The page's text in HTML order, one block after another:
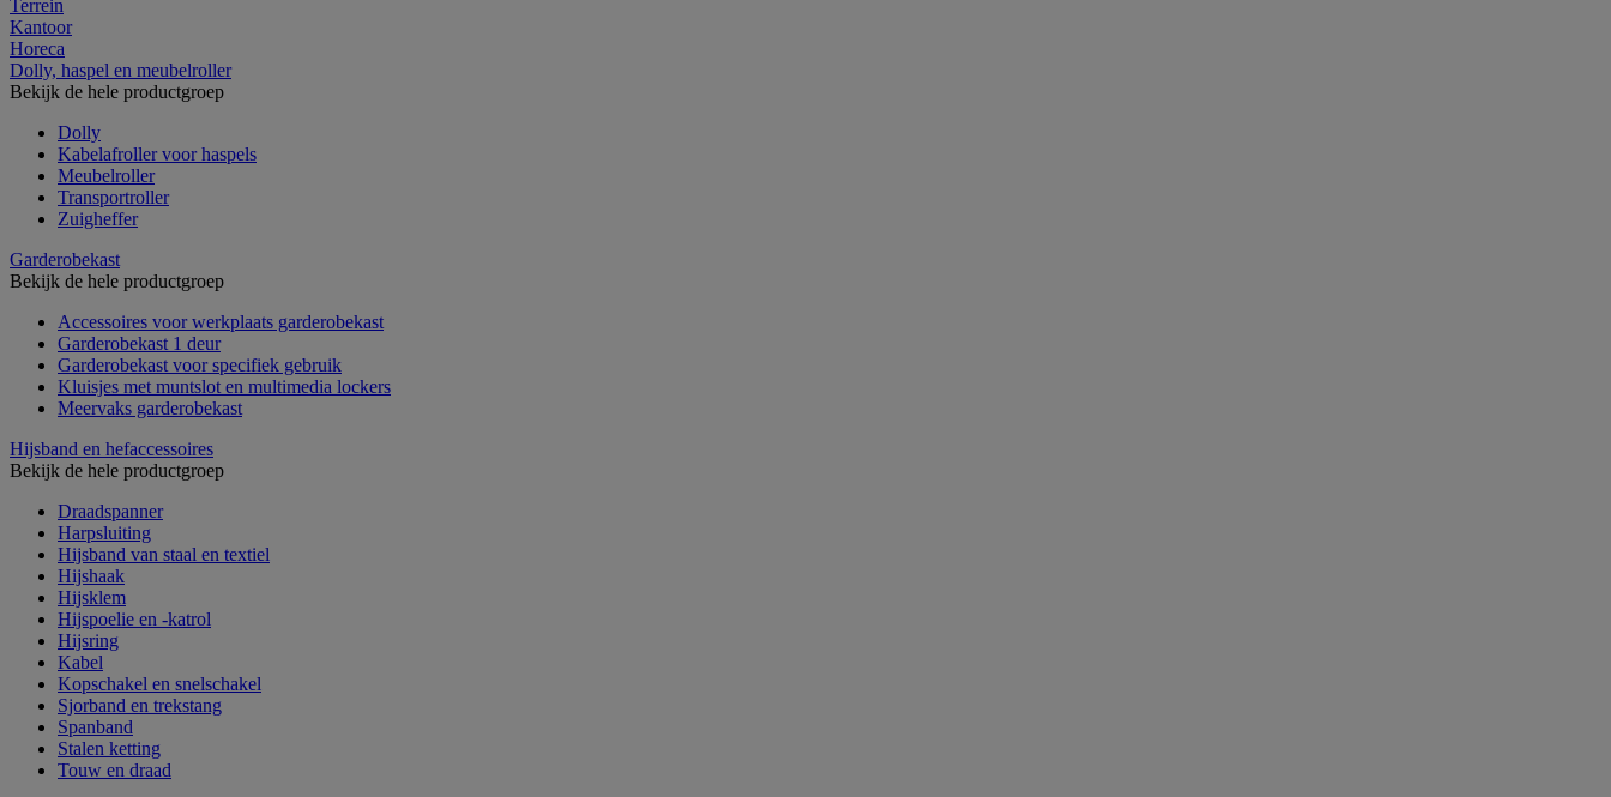
Terrein
Kantoor
Horeca
Dolly, haspel en meubelroller
Bekijk de hele productgroep
Dolly
Kabelafroller voor haspels
Meubelroller
Transportroller
Zuigheffer
Garderobekast
Bekijk de hele productgroep
Accessoires voor werkplaats garderobekast
Garderobekast 1 deur
Garderobekast voor specifiek gebruik
Kluisjes met muntslot en multimedia lockers
Meervaks garderobekast
Hijsband en hefaccessoires
Bekijk de hele productgroep
Draadspanner
Harpsluiting
Hijsband van staal en textiel
Hijshaak
Hijsklem
Hijspoelie en -katrol
Hijsring
Kabel
Kopschakel en snelschakel
Sjorband en trekstang
Spanband
Stalen ketting
Touw en draad